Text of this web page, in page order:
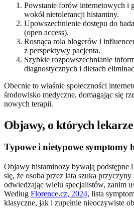
Powstanie forów internetowych i
wokół nietolerancji histaminy.
Upowszechnienie dostępu do
(open access).
Rosnąca rola blogerów i
z perspektywy pacjenta.
Szybkie rozpowszechnianie
diagnostycznych i dietach
Obecnie to właśnie społeczności
środowisko medyczne, domagając się
nowych terapii.
Objawy, o których lekarze
Typowe i nietypowe symptomy
Objawy histaminozy bywają podstępne
się, że osoba przez lata szuka
odwiedzając wielu specjalistów, zanim
Według Florence.cz, 2024, lista
klasyczne, jak i zupełnie nieoczywiste